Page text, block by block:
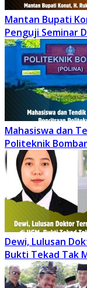
Mantan Bupati
Penguji Seminar
Mahasiswa dan
Politeknik
Dewi, Lulusan
Bukti Tekad Tak